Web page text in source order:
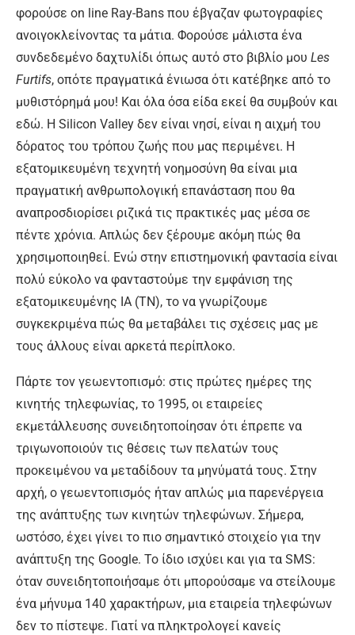
φορούσε on line Ray-Bans που έβγαζαν φωτογραφίες
ανοιγοκλείνοντας τα μάτια. Φορούσε μάλιστα ένα
συνδεδεμένο δαχτυλίδι όπως αυτό στο βιβλίο μου Les
Furtifs, οπότε πραγματικά ένιωσα ότι κατέβηκε από το
μυθιστόρημά μου! Και όλα όσα είδα εκεί θα συμβούν και
εδώ. Η Silicon Valley δεν είναι νησί, είναι η αιχμή του
δόρατος του τρόπου ζωής που μας περιμένει. Η
εξατομικευμένη τεχνητή νοημοσύνη θα είναι μια
πραγματική ανθρωπολογική επανάσταση που θα
αναπροσδιορίσει ριζικά τις πρακτικές μας μέσα σε
πέντε χρόνια. Απλώς δεν ξέρουμε ακόμη πώς θα
χρησιμοποιηθεί. Ενώ στην επιστημονική φαντασία είναι
πολύ εύκολο να φανταστούμε την εμφάνιση της
εξατομικευμένης ΙΑ (ΤΝ), το να γνωρίζουμε
συγκεκριμένα πώς θα μεταβάλει τις σχέσεις μας με
τους άλλους είναι αρκετά περίπλοκο.
Πάρτε τον γεωεντοπισμό: στις πρώτες ημέρες της
κινητής τηλεφωνίας, το 1995, οι εταιρείες
εκμετάλλευσης συνειδητοποίησαν ότι έπρεπε να
τριγωνοποιούν τις θέσεις των πελατών τους
προκειμένου να μεταδίδουν τα μηνύματά τους. Στην
αρχή, ο γεωεντοπισμός ήταν απλώς μια παρενέργεια
της ανάπτυξης των κινητών τηλεφώνων. Σήμερα,
ωστόσο, έχει γίνει το πιο σημαντικό στοιχείο για την
ανάπτυξη της Google. Το ίδιο ισχύει και για τα SMS:
όταν συνειδητοποιήσαμε ότι μπορούσαμε να στείλουμε
ένα μήνυμα 140 χαρακτήρων, μια εταιρεία τηλεφώνων
δεν το πίστεψε. Γιατί να πληκτρολογεί κανείς